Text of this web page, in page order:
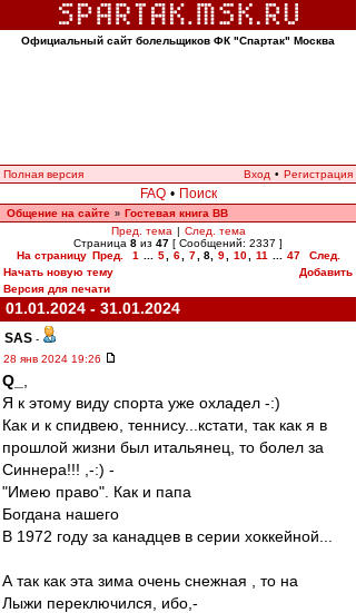
Официальный сайт болельщиков ФК "Спартак" Москва
Полная версия Вход • Регистрация
FAQ • Поиск
Общение на сайте » Гостевая книга ВВ
Пред. тема | След. тема
Страница 8 из 47 [ Сообщений: 2337 ]
На страницу Пред. 1 5 6 7 8, 9 10 11 47
След.
Начать новую тему
Добавить
Версия для печати
01.01.2024 - 31.01.2024
SAS -
28 янв 2024 19:26
Q_
Я к этому виду спорта уже охладел -:)
Как и к спидвею, теннису...кстати, так как я в
прошлой жизни был итальянец, то болел за
Синнера!!! ,-:) -
"Имею право". Как и папа
Богдана нашего
В 1972 году за канадцев в серии хоккейной...
А так как эта зима очень снежная , то на
Лыжи переключился, ибо,-